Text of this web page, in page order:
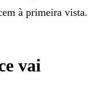
à primeira vista.
vai